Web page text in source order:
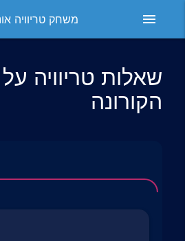
menu משחק טריוויה
שאלות טריוויה על
הקורונה